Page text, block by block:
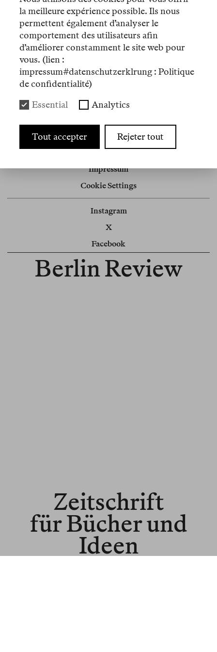
in der Gegenwartsphilosophie und politischen
Theologie.
Artikel
Nº 7
Licht für die Nationalisten
Impressum
Cookie Settings
Instagram
X
Facebook
Berlin Review
Zeitschrift
für Bücher und
Ideen
la meilleure expérience possible. Ils nous
permettent également d’analyser le
comportement des utilisateurs afin
d’améliorer constamment le site web pour
vous. (lien :
impressum#datenschutzerklrung : Politique
de confidentialité)
Essential Analytics
Tout accepter Rejeter tout